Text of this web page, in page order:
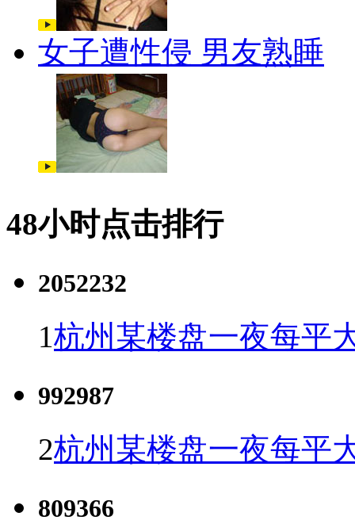
女子遭性侵 男友熟睡
48小时点击排行
2052232
1杭州某楼盘一夜每平
992987
2杭州某楼盘一夜每平
809366